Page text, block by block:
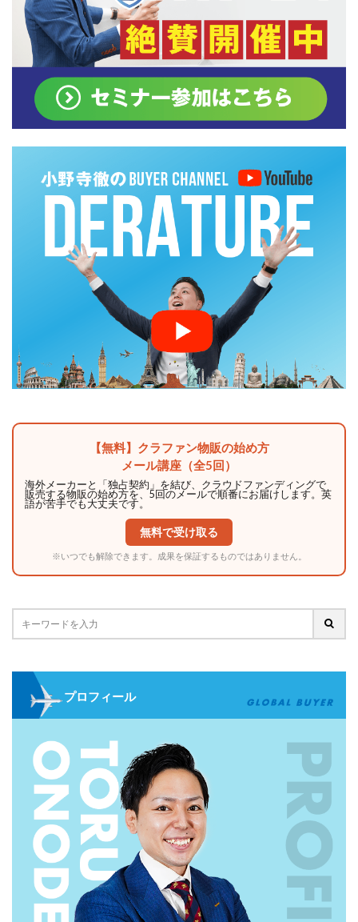
【無料】クラファン物販の始め方
メール講座（全5回）
海外メーカーと「独占契約」を結び、クラウドファンディングで
販売する物販の始め方を、5回のメールで順番にお届けします。英
語が苦手でも大丈夫です。
無料で受け取る
※いつでも解除できます。成果を保証するものではありません。
プロフィール